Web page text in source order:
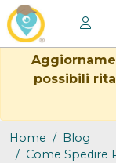
possibili
Home
Blog
Come Spedire